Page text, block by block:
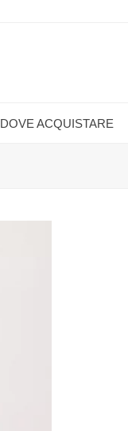
DOVE ACQUISTARE